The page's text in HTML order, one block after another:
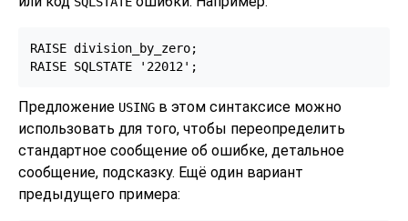
RAISE division_by_zero;
RAISE SQLSTATE '22012';
Предложение USING в этом синтаксисе можно
использовать для того, чтобы переопределить
стандартное сообщение об ошибке, детальное
сообщение, подсказку. Ещё один вариант
предыдущего примера: